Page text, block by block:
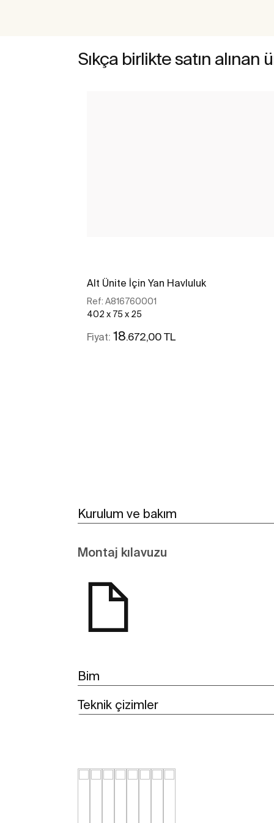
Sıkça birlikte satın alınan
Alt Ünite İçin Yan Havluluk
Ref: A816760001
402 x 75 x 25
Fiyat: 18 .672,00 TL
Kurulum ve bakım
Montaj kılavuzu
Bim
Teknik çizimler